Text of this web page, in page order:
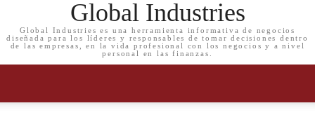
Global Industries
Global Industries es una herramienta informativa de negocios
diseñada para los líderes y responsables de tomar decisiones dentro
de las empresas, en la vida profesional con los negocios y a nivel
personal en las finanzas.